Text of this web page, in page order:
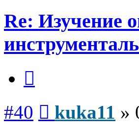
Re: Изучение
#40 kuka11 »